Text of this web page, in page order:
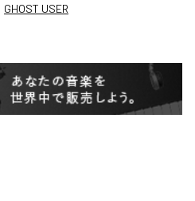
GHOST USER